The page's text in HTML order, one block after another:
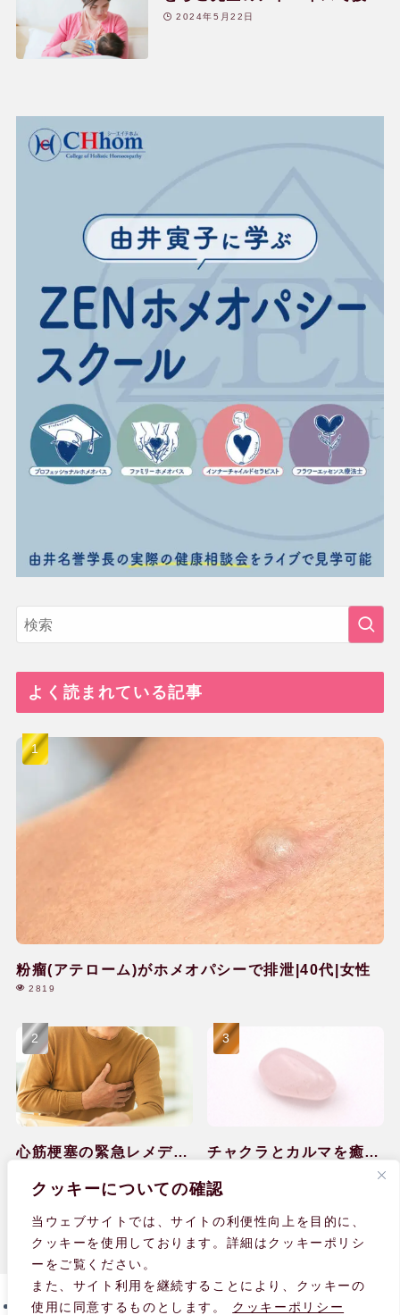
クッキーについての確認
当ウェブサイトでは、サイトの利便性向上を目的に、
クッキーを使用しております。詳細はクッキーポリシ
ーをご覧ください。
また、サイト利用を継続することにより、クッキーの
使用に同意するものとします。
クッキーポリシー
中にアトピーが改善|30代|女性
2024年5月22日
よく読まれている記事
粉瘤(アテローム)がホメオパシーで排泄|40代|女性
2819
心筋梗塞の緊急レメディ
代|男性
チャクラとカルマを癒し
た|40代|女性
個人情報の取り扱いについて サイト内検索・サイトマップ